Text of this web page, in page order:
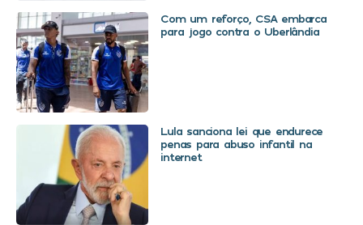
Com um reforço, CSA embarca
para jogo contra o Uberlândia
Lula sanciona lei que endurece
penas para abuso infantil na
internet